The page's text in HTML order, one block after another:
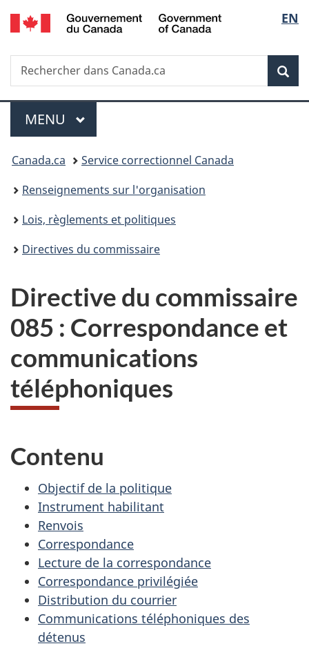
Passer
au
principal
Passer
à
Au
du
Passer
à
version
simplifiée
de
la
EN
Recherche
Rechercher
dans
Menu
MENU PRINCIPAL
Vous
êtes
ici :
Canada.ca
Service correctionnel Canada
Renseignements sur l'organisation
Lois, règlements et politiques
Directives du commissaire
Directive du commissaire
085 : Correspondance et
communications
téléphoniques
Contenu
Objectif de la politique
Instrument habilitant
Renvois
Correspondance
Lecture de la correspondance
Correspondance privilégiée
Distribution du courrier
Communications téléphoniques des
détenus